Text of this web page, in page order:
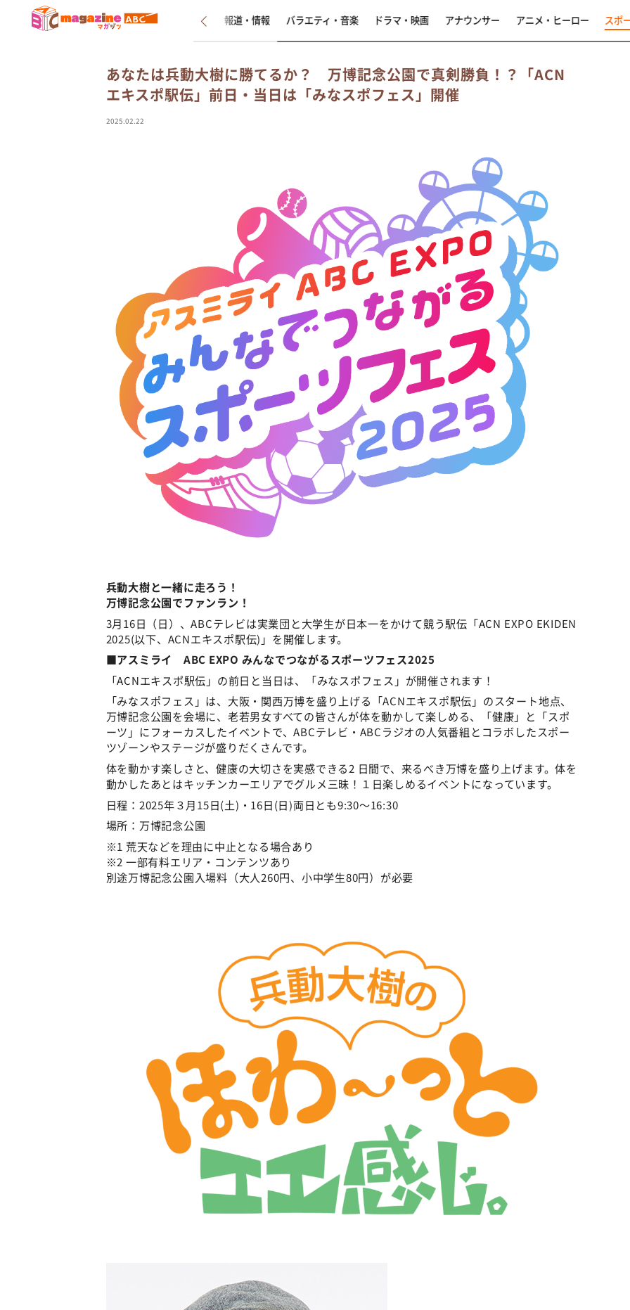
新着 インタビュー 報道・情報 バラエティ・音楽 ドラマ・映画 アナウンサー アニメ・ヒーロー スポ
あなたは兵動大樹に勝てるか？ 万博記念公園で真剣勝負！？「ACN
エキスポ駅伝」前日・当日は「みなスポフェス」開催
2025.02.22
兵動大樹と一緒に走ろう！
万博記念公園でファンラン！
3月16日（日）、ABCテレビは実業団と大学生が日本一をかけて競う駅伝「ACN EXPO EKIDEN
2025(以下、ACNエキスポ駅伝)」を開催します。
■アスミライ ABC EXPO みんなでつながるスポーツフェス2025
「ACNエキスポ駅伝」の前日と当日は、「みなスポフェス」が開催されます！
「みなスポフェス」は、大阪・関西万博を盛り上げる「ACNエキスポ駅伝」のスタート地点、
万博記念公園を会場に、老若男女すべての皆さんが体を動かして楽しめる、「健康」と「スポ
ーツ」にフォーカスしたイベントで、ABCテレビ・ABCラジオの人気番組とコラボしたスポー
ツゾーンやステージが盛りだくさんです。
体を動かす楽しさと、健康の大切さを実感できる2 日間で、来るべき万博を盛り上げます。体を
動かしたあとはキッチンカーエリアでグルメ三昧！１日楽しめるイベントになっています。
日程：2025年３月15日(土)・16日(日)両日とも9:30～16:30
場所：万博記念公園
※1 荒天などを理由に中止となる場合あり
※2 一部有料エリア・コンテンツあり
別途万博記念公園入場料（大人260円、小中学生80円）が必要